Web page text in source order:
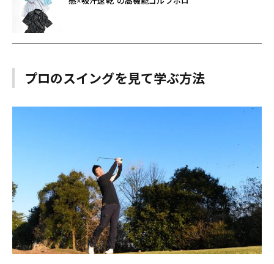
プロのスイングを見て学ぶ方法